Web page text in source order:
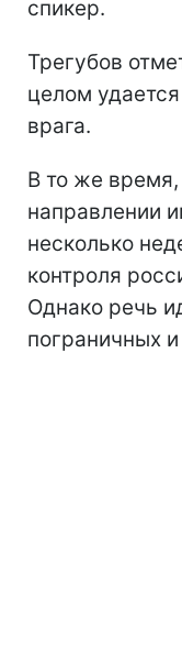
спикер.
Трегубов
целом
врага.
В то же
направлении
несколько
контроля
Однако речь
пограничных